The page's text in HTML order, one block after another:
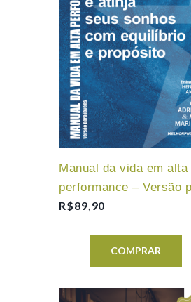
Manual da vida em alta
performance – Versão
R$89,90
COMPRAR